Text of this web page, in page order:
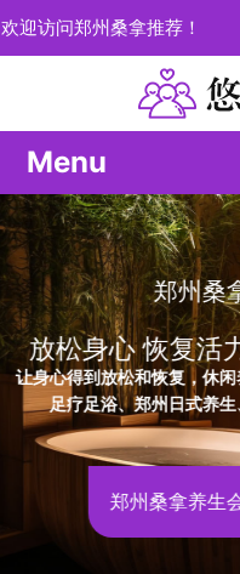
欢迎访问郑州桑拿推荐！
拿推荐
力 提升生活质量.
闲养生、郑州桑拿spa、郑州
生、泰式养生、精油spa
会所欢迎您！